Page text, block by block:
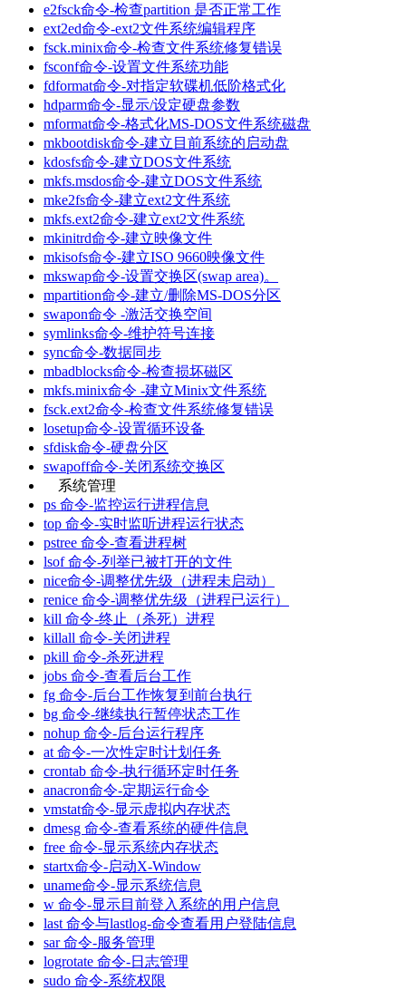
e2fsck命令-检查partition 是否正常工作
ext2ed命令-ext2文件系统编辑程序
fsck.minix命令-检查文件系统修复错误
fsconf命令-设置文件系统功能
fdformat命令-对指定软碟机低阶格式化
hdparm命令-显示/设定硬盘参数
mformat命令-格式化MS-DOS文件系统磁盘
mkbootdisk命令-建立目前系统的启动盘
kdosfs命令-建立DOS文件系统
mkfs.msdos命令-建立DOS文件系统
mke2fs命令-建立ext2文件系统
mkfs.ext2命令-建立ext2文件系统
mkinitrd命令-建立映像文件
mkisofs命令-建立ISO 9660映像文件
mkswap命令-设置交换区(swap area)。
mpartition命令-建立/删除MS-DOS分区
swapon命令 -激活交换空间
symlinks命令-维护符号连接
sync命令-数据同步
mbadblocks命令-检查损坏磁区
mkfs.minix命令 -建立Minix文件系统
fsck.ext2命令-检查文件系统修复错误
losetup命令-设置循环设备
sfdisk命令-硬盘分区
swapoff命令-关闭系统交换区
系统管理
ps 命令-监控运行进程信息
top 命令-实时监听进程运行状态
pstree 命令-查看进程树
lsof 命令-列举已被打开的文件
nice命令-调整优先级（进程未启动）
renice 命令-调整优先级（进程已运行）
kill 命令-终止（杀死）进程
killall 命令-关闭进程
pkill 命令-杀死进程
jobs 命令-查看后台工作
fg 命令-后台工作恢复到前台执行
bg 命令-继续执行暂停状态工作
nohup 命令-后台运行程序
at 命令-一次性定时计划任务
crontab 命令-执行循环定时任务
anacron命令-定期运行命令
vmstat命令-显示虚拟内存状态
dmesg 命令-查看系统的硬件信息
free 命令-显示系统内存状态
startx命令-启动X-Window
uname命令-显示系统信息
w 命令-显示目前登入系统的用户信息
last 命令与lastlog-命令查看用户登陆信息
sar 命令-服务管理
logrotate 命令-日志管理
sudo 命令-系统权限